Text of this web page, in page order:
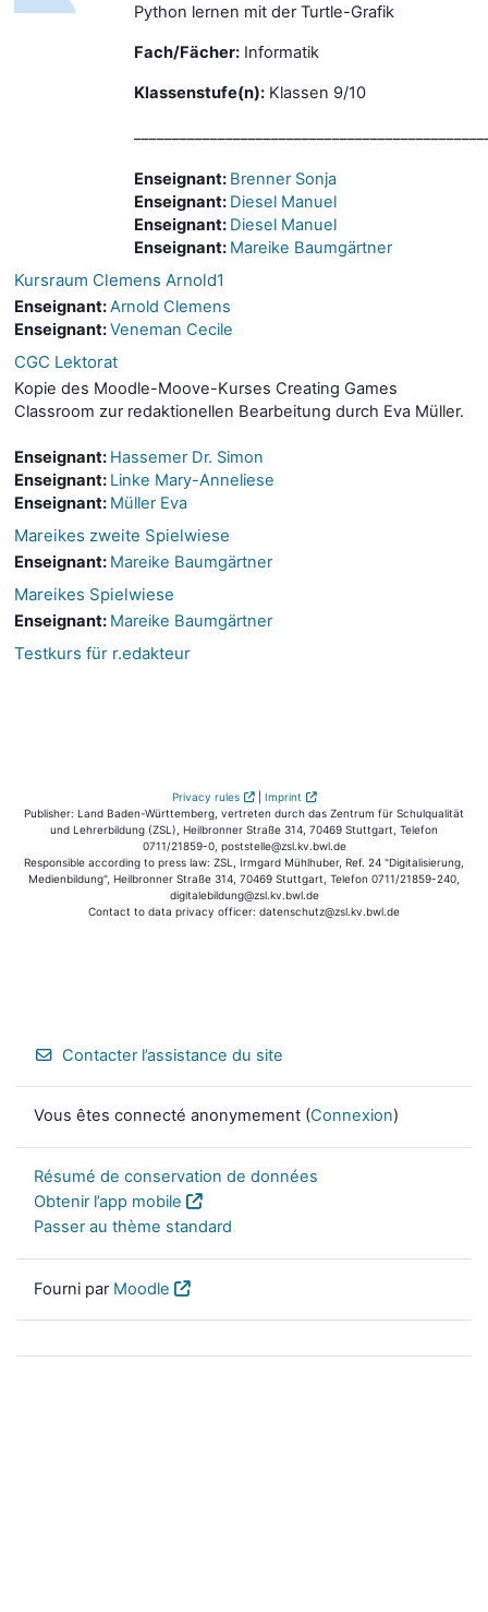
Python lernen mit der Turtle-Grafik
Fach/Fächer: Informatik
Klassenstufe(n): Klassen 9/10
Enseignant: Brenner Sonja
Enseignant: Diesel Manuel
Enseignant: Diesel Manuel
Enseignant: Mareike Baumgärtner
Kursraum Clemens Arnold1
Enseignant:Arnold Clemens
Enseignant:Veneman Cecile
CGC Lektorat
Kopie des Moodle-Moove-Kurses Creating Games
Classroom zur redaktionellen Bearbeitung durch Eva Müller.
Enseignant: Hassemer Dr. Simon
Enseignant: Linke Mary-Anneliese
Enseignant: Müller Eva
Mareikes zweite Spielwiese
Enseignant: Mareike Baumgärtner
Mareikes Spielwiese
Enseignant: Mareike Baumgärtner
Testkurs für r.edakteur
Privacy rules | Imprint
Publisher: Land Baden-Württemberg, vertreten durch das Zentrum für Schulqualität
und Lehrerbildung (ZSL), Heilbronner Straße 314, 70469 Stuttgart, Telefon
0711/21859-0, poststelle@zsl.kv.bwl.de
Responsible according to press law: ZSL, Irmgard Mühlhuber, Ref. 24 "Digitalisierung,
Medienbildung", Heilbronner Straße 314, 70469 Stuttgart, Telefon 0711/21859-240,
digitalebildung@zsl.kv.bwl.de
Contact to data privacy officer: datenschutz@zsl.kv.bwl.de
Contacter l’assistance du site
Vous êtes connecté anonymement (Connexion)
Résumé de conservation de données
Obtenir l’app mobile
Passer au thème standard
Fourni par Moodle